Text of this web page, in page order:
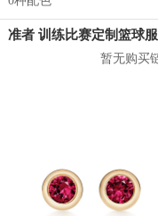
暂无购买